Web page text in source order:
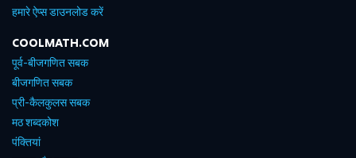
हमारे ऐप्स डाउनलोड करें
COOLMATH.COM
पूर्व-बीजगणित सबक
बीजगणित सबक
प्री-कैलकुलस सबक
मठ शब्दकोश
पंक्तियां